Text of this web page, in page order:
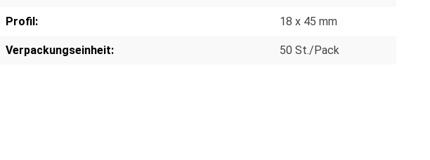
Profil: 18 x 45 mm
Verpackungseinheit: 50 St./Pack